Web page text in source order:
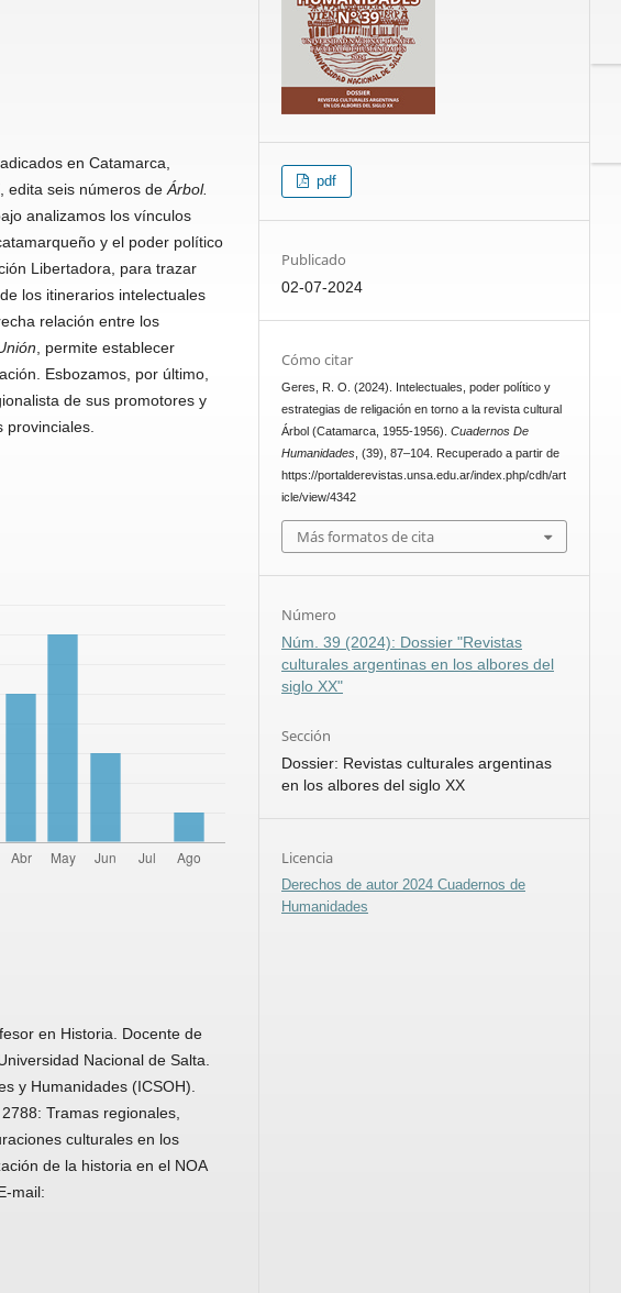
en Catamarca,
, edita seis números de Árbol.
analizamos los vínculos
y el poder político
Libertadora, para trazar
los itinerarios intelectuales
relación entre los
, permite establecer
Esbozamos, por último,
de sus promotores y
en Historia. Docente de
Nacional de Salta.
y Humanidades (ICSOH).
Tramas regionales,
culturales en los
de la historia en el NOA
mail:
pdf
Publicado
02-07-2024
Cómo citar
Geres, R. O. (2024). Intelectuales, poder político y
estrategias de religación en torno a la revista cultural
Árbol (Catamarca, 1955-1956).Cuadernos De
Humanidades , (39), 87–104. Recuperado a partir de
https://portalderevistas.unsa.edu.ar/index.php/cdh/art
icle/view/4342
Más formatos de cita
Número
Núm. 39 (2024): Dossier "Revistas
culturales argentinas en los albores del
siglo XX"
Sección
Dossier: Revistas culturales argentinas
en los albores del siglo XX
Licencia
Derechos de autor 2024 Cuadernos de
Humanidades